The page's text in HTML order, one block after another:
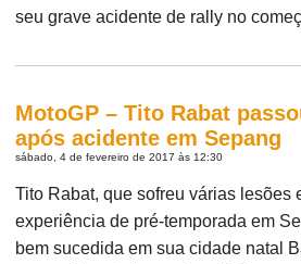
seu grave acidente de rally no
MotoGP – Tito Rabat
após acidente em Sepang
sábado, 4 de fevereiro de 2017 às 12:30
Tito Rabat, que sofreu várias lesões
experiência de pré-temporada em
bem sucedida em sua cidade natal